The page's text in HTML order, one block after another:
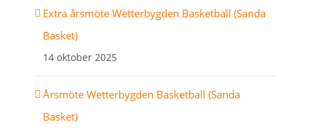
Extra årsmöte Wetterbygden Basketball (Sanda
Basket)
14 oktober 2025
Årsmöte Wetterbygden Basketball (Sanda
Basket)